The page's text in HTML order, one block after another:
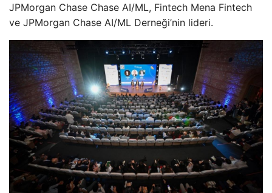
JPMorgan Chase Chase AI/ML, Fintech Mena Fintech
ve JPMorgan Chase AI/ML Derneği’nin lideri.